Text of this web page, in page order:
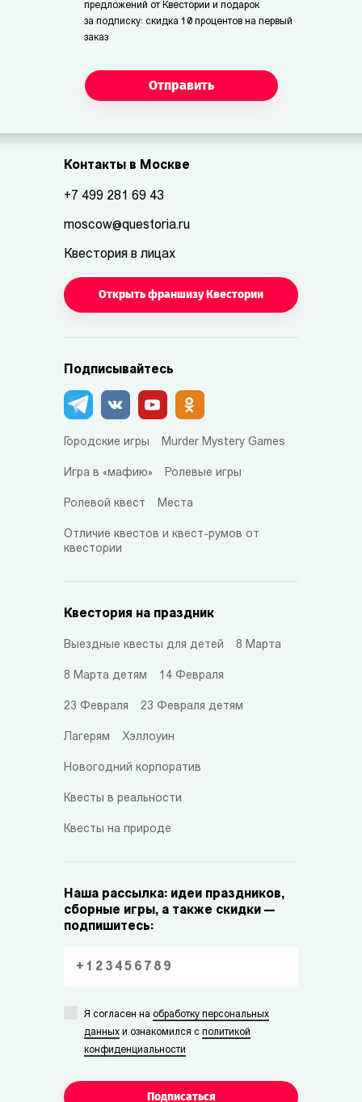
предложений от Квестории и подарок
за подписку: скидка 10 процентов на первый
заказ
Отправить
Контакты в Москве
+7 499 281 69 43
moscow@questoria.ru
Квестория в лицах
Открыть франшизу Квестории
Подписывайтесь
Городские игры Murder Mystery Games
Игра в «мафию» Ролевые игры
Ролевой квест Места
Отличие квестов и квест-румов от
квестории
Квестория на праздник
Выездные квесты для детей 8 Марта
8 Марта детям 14 Февраля
23 Февраля 23 Февраля детям
Лагерям Хэллоуин
Новогодний корпоратив
Квесты в реальности
Квесты на природе
Наша рассылка: идеи праздников,
сборные игры, а также скидки —
подпишитесь:
Я согласен на обработку персональных
данных и ознакомился с политикой
конфиденциальности
Подписаться